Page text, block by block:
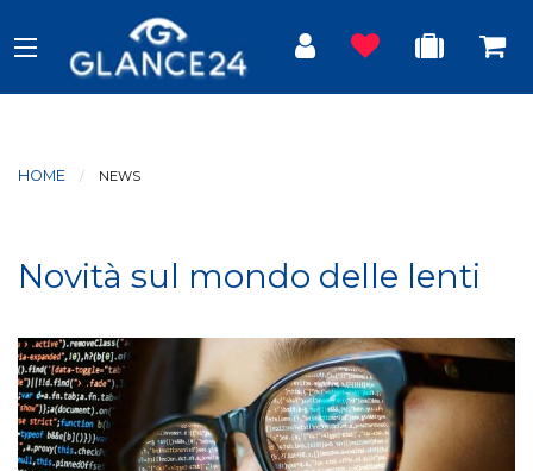
HOME CURRENT:
NEWS
Novità sul mondo delle lenti